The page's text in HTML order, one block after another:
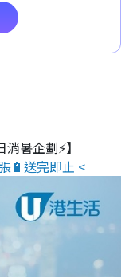
暑企劃⚡】
🔋送完即止 <